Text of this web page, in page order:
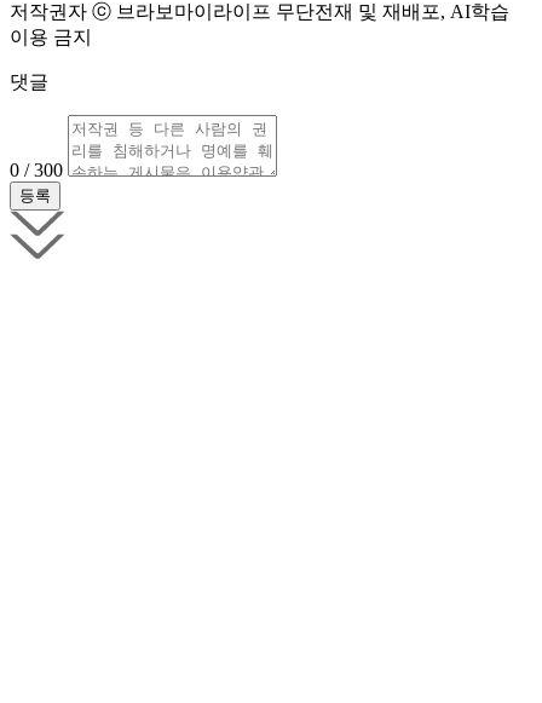
저작권자 ⓒ 브라보마이라이프 무단전재 및 재배포, AI학습
이용 금지
댓글
0 / 300